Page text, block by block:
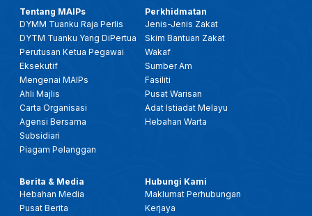
Tentang MAIPs
DYMM Tuanku Raja Perlis
DYTM Tuanku Yang DiPertua
Perutusan Ketua Pegawai
Eksekutif
Mengenai MAIPs
Ahli Majlis
Carta Organisasi
Agensi Bersama
Subsidiari
Piagam Pelanggan
Perkhidmatan
Jenis-Jenis Zakat
Skim Bantuan Zakat
Wakaf
Sumber Am
Fasiliti
Pusat Warisan
Adat Istiadat Melayu
Hebahan Warta
Berita & Media
Hebahan Media
Pusat Berita
Hubungi Kami
Maklumat Perhubungan
Kerjaya